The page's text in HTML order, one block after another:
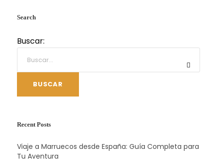
Search
Buscar:
BUSCAR
Recent Posts
Viaje a Marruecos desde España: Guía Completa para
Tu Aventura